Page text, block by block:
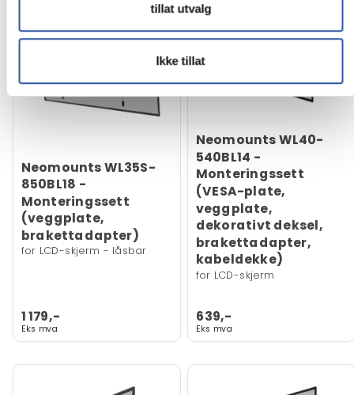
tillat utvalg
Ikke tillat
Neomounts WL35S-
850BL18 -
Monteringssett
(veggplate,
brakettadapter)
for LCD-skjerm - låsbar
1 179,-
Eks mva
Neomounts WL40-
540BL14 -
Monteringssett
(VESA-plate,
veggplate,
dekorativt deksel,
brakettadapter,
kabeldekke)
for LCD-skjerm
639,-
Eks mva